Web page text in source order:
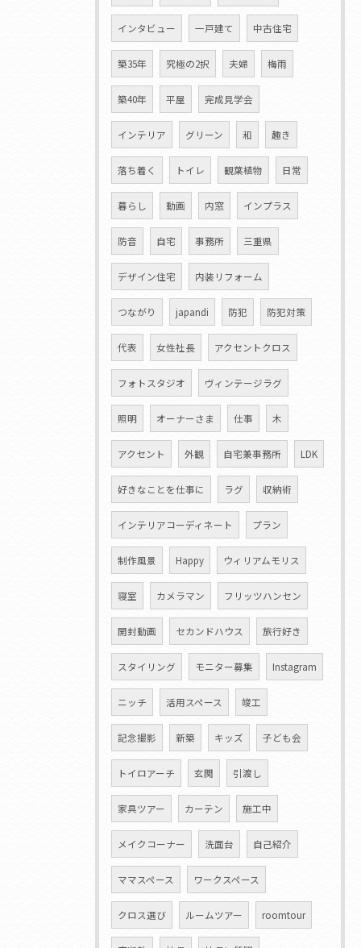
インタビュー 一戸建て 中古住宅
築35年 究極の2択 夫婦 梅雨
築40年 平屋 完成見学会
インテリア グリーン 和 趣き
落ち着く トイレ 観葉植物 日常
暮らし 動画 内窓 インプラス
防音 自宅 事務所 三重県
デザイン住宅 内装リフォーム
つながり japandi 防犯 防犯対策
代表 女性社長 アクセントクロス
フォトスタジオ ヴィンテージラグ
照明 オーナーさま 仕事 木
アクセント 外観 自宅兼事務所 LDK
好きなことを仕事に ラグ 収納術
インテリアコーディネート プラン
制作風景 Happy ウィリアムモリス
寝室 カメラマン フリッツハンセン
開封動画 セカンドハウス 旅行好き
スタイリング モニター募集 Instagram
ニッチ 活用スペース 竣工
記念撮影 新築 キッズ 子ども会
トイロアーチ 玄関 引渡し
家具ツアー カーテン 施工中
メイクコーナー 洗面台 自己紹介
ママスペース ワークスペース
クロス選び ルームツアー roomtour